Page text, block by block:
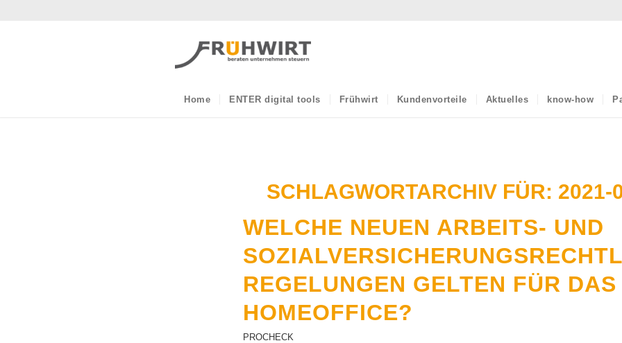
Home ENTER digital tools Frühwirt Kundenvorteile Aktuelles know-how
SCHLAGWORTARCHIV FÜR: 2021-
WELCHE NEUEN ARBEITS- UND
REGELUNGEN GELTEN FÜR DAS
HOMEOFFICE?
PROCHECK